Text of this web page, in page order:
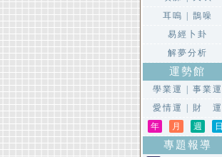
耳嗚
鵲噪
易經卜卦
解夢分析
運勢館
學業運
事業運
愛情運
財 運
年
月 週 日
專題報導